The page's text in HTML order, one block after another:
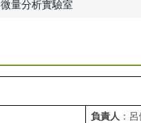
微量分析實驗室
負責人 ：